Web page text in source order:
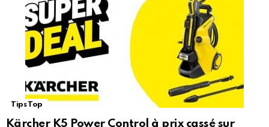
Tips Top
Kärcher K5 Power Control à prix cassé sur